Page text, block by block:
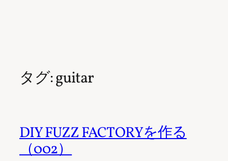
タグ:guitar
DIY FUZZ FACTORYを作る
（002）